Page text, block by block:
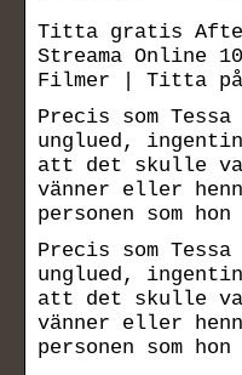
Titta gratis
Streama Online
Filmer | Titta
Precis som
unglued,
att det skulle
vänner eller
personen som hon
Precis som
unglued,
att det skulle
vänner eller
personen som hon